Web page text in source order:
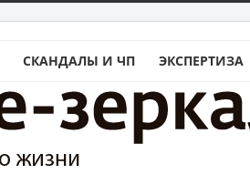
СКАНДАЛЫ И ЧП ЭКСПЕРТИЗА